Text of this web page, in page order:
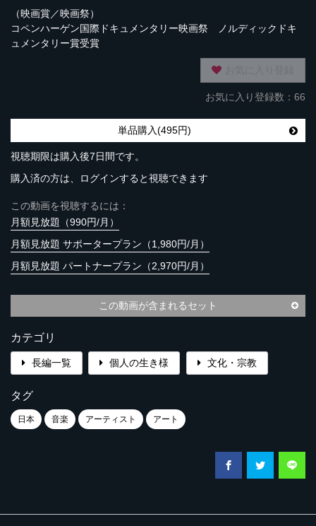
（映画賞／映画祭）
コペンハーゲン国際ドキュメンタリー映画祭 ノルディックドキ
ュメンタリー賞受賞
お気に入り登録数：66
単品購入(495円)
視聴期限は購入後7日間です。
購入済の方は、ログインすると視聴できます
この動画を視聴するには：
月額見放題（990円/月）
月額見放題 サポータープラン（1,980円/月）
月額見放題 パートナープラン（2,970円/月）
この動画が含まれるセット
カテゴリ
長編一覧 個人の生き様 文化・宗教
タグ
日本 音楽 アーティスト アート